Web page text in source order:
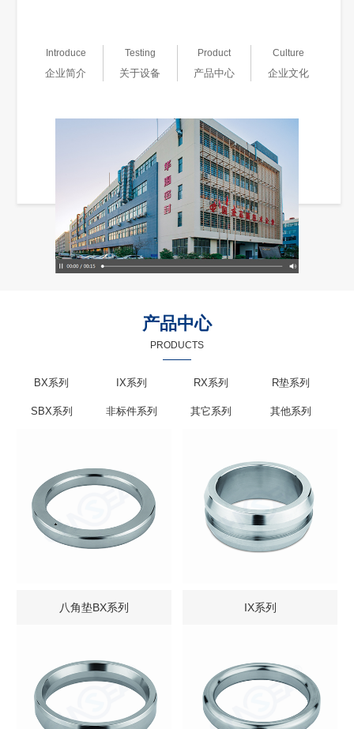
Introduce
企业简介
Testing
关于设备
Product
产品中心
Culture
企业文化
产品中心
PRODUCTS
BX系列 IX系列 RX系列 R垫系列
SBX系列 非标件系列 其它系列 其他系列
八角垫BX系列 IX系列